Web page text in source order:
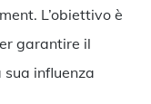
L’obiettivo è
garantire il
influenza